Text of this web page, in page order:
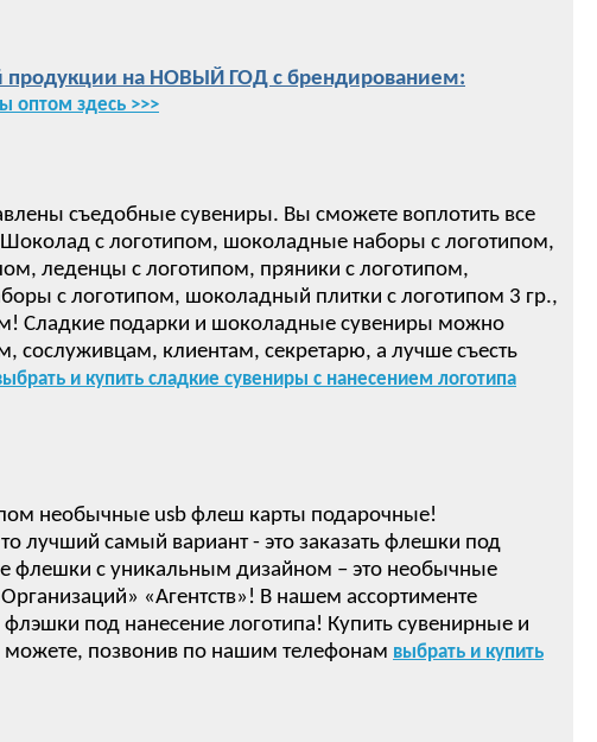
на НОВЫЙ ГОД с брендированием:
оптом здесь >>>
съедобные сувениры. Вы сможете воплотить все
с логотипом, шоколадные наборы с логотипом,
леденцы с логотипом, пряники с логотипом,
с логотипом, шоколадный плитки с логотипом 3 гр.,
Сладкие подарки и шоколадные сувениры можно
сослуживцам, клиентам, секретарю, а лучше съесть
и купить сладкие сувениры с нанесением логотипа
необычные usb флеш карты подарочные!
лучший самый вариант - это заказать флешки под
флешки с уникальным дизайном – это необычные
«Агентств»! В нашем ассортименте
под нанесение логотипа! Купить сувенирные и
позвонив по нашим телефонам выбрать и купить